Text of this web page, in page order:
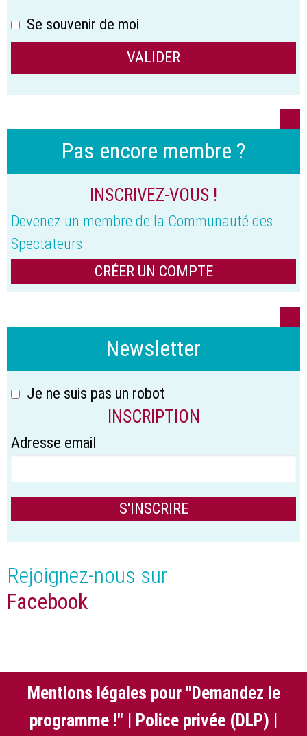
Se souvenir de moi
Pas encore membre ?
INSCRIVEZ-VOUS !
Devenez un membre de la Communauté des
Spectateurs
CRÉER UN COMPTE
Newsletter
Je ne suis pas un robot
INSCRIPTION
Adresse email
Rejoignez-nous sur
Facebook
Mentions légales pour "Demandez le
programme !" | Police privée (DLP) |